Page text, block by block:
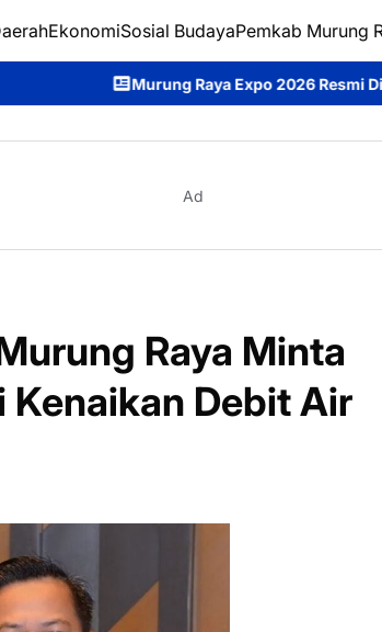
EkonomiSosial BudayaPemkab Murung
Expo 2026 Resmi Dibuka, Jadi Ajang Promosi
Ad
Raya Minta
Debit Air